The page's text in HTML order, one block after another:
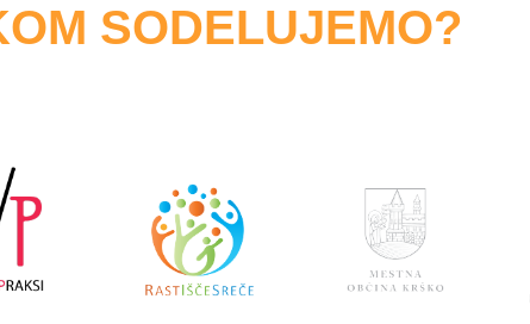
SODELUJEMO?